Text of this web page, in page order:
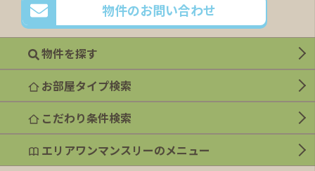
物件のお問い合わせ
物件を探す
お部屋タイプ検索
こだわり条件検索
エリアワンマンスリーのメニュー